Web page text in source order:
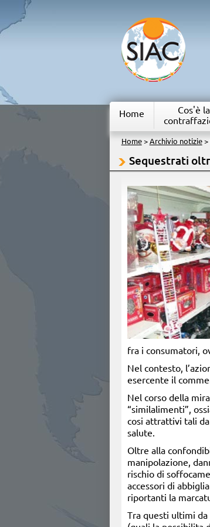
Home
Cos'è la
Home> Archivio notizie>
Sequestrati
fra i consumatori,
Nel contesto,
esercente il
Nel corso della
“similalimenti”,
cosi attrattivi tali
salute.
Oltre alla
manipolazione,
rischio di
accessori di
riportanti la
Tra questi ultimi da